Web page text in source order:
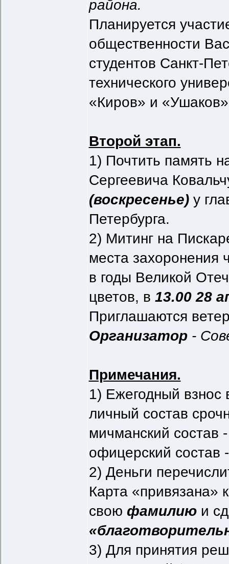
района.
Планируется
общественности
студентов Санкт-
технического
«Киров» и
Второй этап.
1) Почтить память
Сергеевича
(воскресенье)у
Петербурга.
2) Митинг на
места захоронения
в годы Великой
цветов, в 13.00 28
Приглашаются
Организатор -
Примечания.
1) Ежегодный взнос
личный состав
мичманский состав
офицерский состав
2) Деньги
Карта «привязана»
свою фамилию и
3) Для принятия